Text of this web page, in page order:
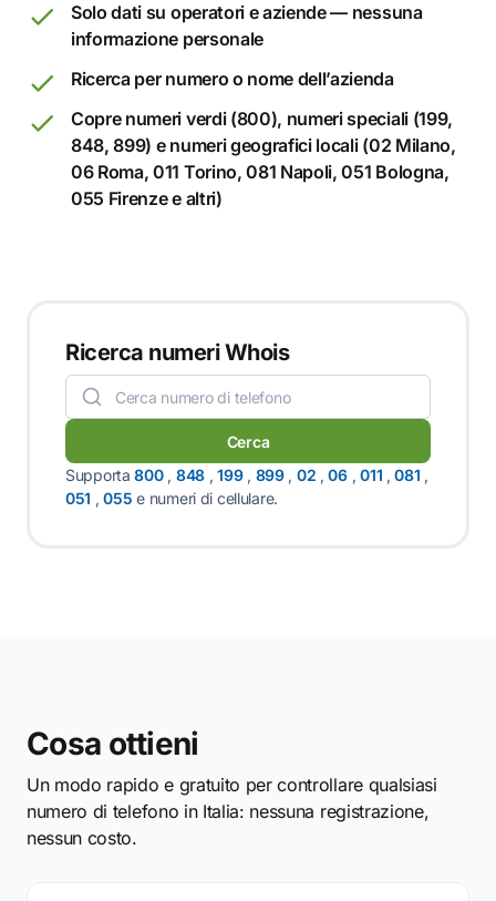
Solo dati su operatori e aziende — nessuna
informazione personale
Ricerca per numero o nome dell’azienda
Copre numeri verdi (800), numeri speciali (199,
848, 899) e numeri geografici locali (02 Milano,
06 Roma, 011 Torino, 081 Napoli, 051 Bologna,
055 Firenze e altri)
Ricerca numeri Whois
Cerca
Supporta800, 848 ,199, 899, 02 ,06,011 ,081 ,
051 ,055 e numeri di cellulare.
Cosa ottieni
Un modo rapido e gratuito per controllare qualsiasi
numero di telefono in Italia: nessuna registrazione,
nessun costo.